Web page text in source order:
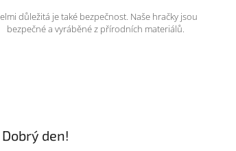
důležitá je také bezpečnost. Naše hračky jsou
bezpečné a vyráběné z přírodních materiálů.
Dobrý den!